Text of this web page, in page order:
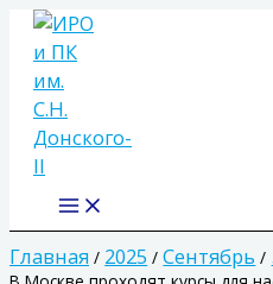
Перейти
содержимому
Menu
Главная 2025 Сентябрь